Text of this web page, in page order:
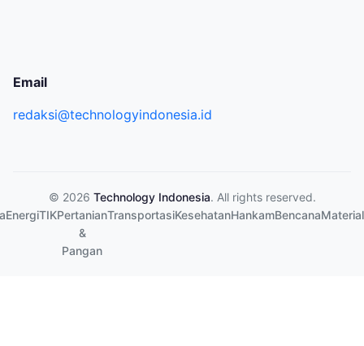
Email
redaksi@technologyindonesia.id
© 2026 Technology Indonesia. All rights reserved.
EnergiTIKPertanian
&
Pangan
TransportasiKesehatanHankamBencanaMaterial